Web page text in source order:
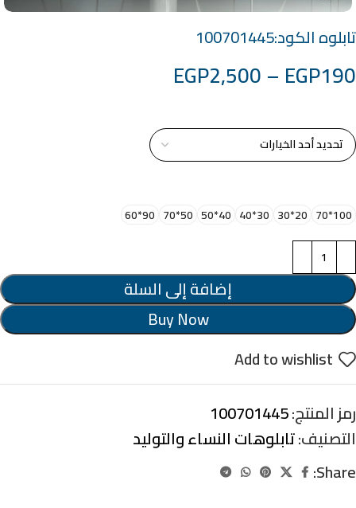
تابلوه الكود:100701445
EGP190
–
EGP2,500
100*70
20*30
30*40
40*50
50*70
90*60
إضافة إلى السلة
Buy Now
Add to wishlist
رمز المنتج:100701445
التصنيف:تابلوهات النساء والتوليد
Share: